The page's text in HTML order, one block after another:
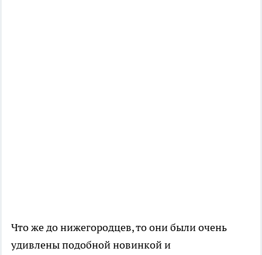
Что же до нижегородцев, то они были очень
удивлены подобной новинкой и